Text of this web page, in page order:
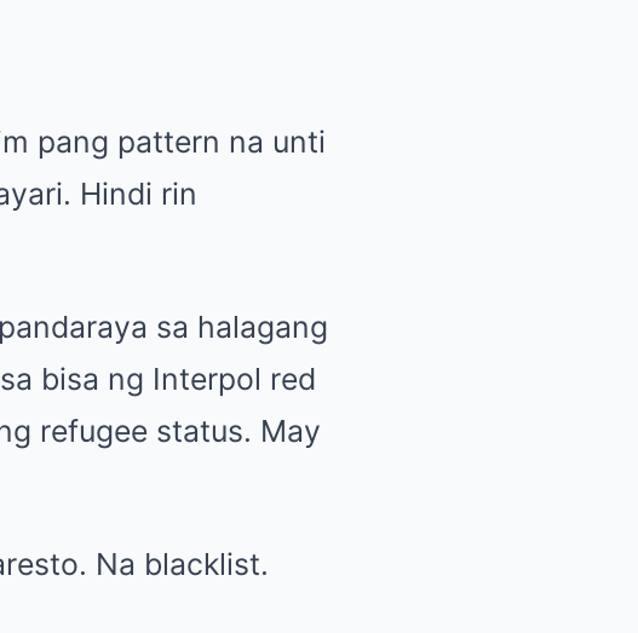
pang pattern na unti
Hindi rin
sa halagang
bisa ng Interpol red
refugee status. May
Na blacklist.